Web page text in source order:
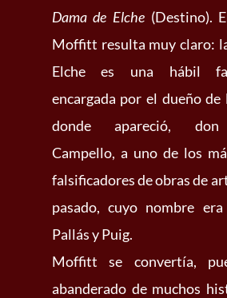
Dama de Elche(Destino).
Moffitt resulta muy claro:
Elche es una hábil
encargada por el dueño de
donde apareció, don
Campello, a uno de los
falsificadores de obras de
pasado, cuyo nombre era
Pallás y Puig.
Moffitt se convertía,
abanderado de muchos